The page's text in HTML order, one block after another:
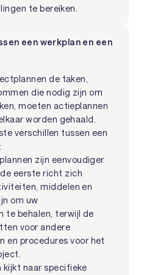
te bereiken.
een werkplan en een
de taken,
die nodig zijn om
moeten actieplannen
worden gehaald.
verschillen tussen een
zijn eenvoudiger
eerste richt zich
middelen en
om uw
te behalen, terwijl de
voor andere
en procedures voor het
kijkt naar specifieke